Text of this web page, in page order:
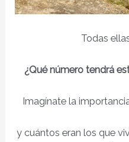
Todas
¿Qué número tendrá
Imagínate la
y cuántos eran los que